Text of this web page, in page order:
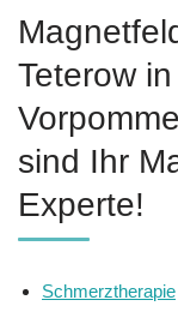
Teterow
sind Ihr
Experte!
Schmerztherapie